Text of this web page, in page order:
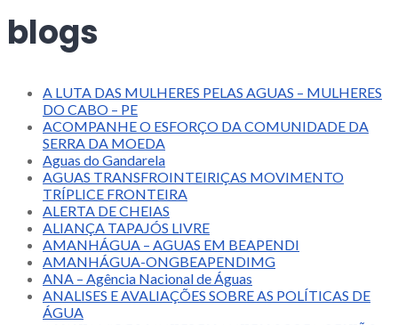
blogs
A LUTA DAS MULHERES PELAS AGUAS – MULHERES
DO CABO – PE
ACOMPANHE O ESFORÇO DA COMUNIDADE DA
SERRA DA MOEDA
Aguas do Gandarela
AGUAS TRANSFROINTEIRIÇAS MOVIMENTO
TRÍPLICE FRONTEIRA
ALERTA DE CHEIAS
ALIANÇA TAPAJÓS LIVRE
AMANHÁGUA – AGUAS EM BEAPENDI
AMANHÁGUA-ONGBEAPENDIMG
ANA – Agência Nacional de Águas
ANALISES E AVALIAÇÕES SOBRE AS POLÍTICAS DE
ÁGUA